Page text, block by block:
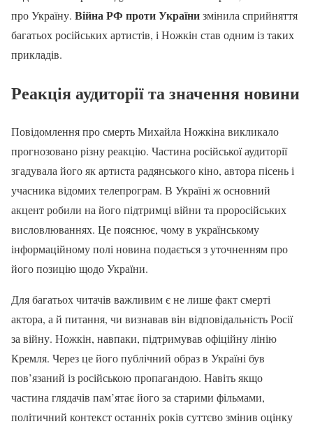
про Україну. Війна РФ проти Українизмінила сприйняття
багатьох російських артистів, і Ножкін став одним із таких
прикладів.
Реакція аудиторії та значення новини
Повідомлення про смерть Михайла Ножкіна викликало
прогнозовано різну реакцію. Частина російської аудиторії
згадувала його як артиста радянського кіно, автора пісень і
учасника відомих телепрограм. В Україні ж основний
акцент робили на його підтримці війни та проросійських
висловлюваннях. Це пояснює, чому в українському
інформаційному полі новина подається з уточненням про
його позицію щодо України.
Для багатьох читачів важливим є не лише факт смерті
актора, а й питання, чи визнавав він відповідальність Росії
за війну. Ножкін, навпаки, підтримував офіційну лінію
Кремля. Через це його публічний образ в Україні був
пов’язаний із російською пропагандою. Навіть якщо
частина глядачів пам’ятає його за старими фільмами,
політичний контекст останніх років суттєво змінив оцінку